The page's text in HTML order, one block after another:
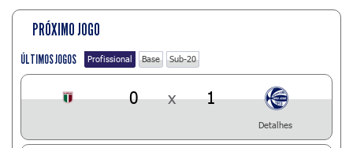
PRÓXIMO JOGO
ÚLTIMOS JOGOS Profissional Base Sub-20
0 x 1
Detalhes